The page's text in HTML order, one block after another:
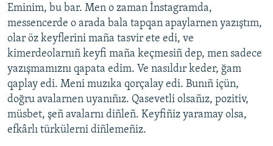
Eminim, bu bar. Men o zaman İnstagramda,
messencerde o arada bala tapqan apaylarnen yazıştım,
olar öz keyflerini maña tasvir ete edi, ve
kimerdeolarnıñ keyfi maña keçmesiñ dep, men sadece
yazışmamıznı qapata edim. Ve nasıldır keder, ğam
qaplay edi. Meni muzıka qorçalay edi. Bunıñ içün,
doğru avalarnen uyanıñız. Qasevetli olsañız, pozitiv,
müsbet, şeñ avalarnı diñleñ. Keyfiñiz yaramay olsa,
efkârlı türkülerni diñlemeñiz.